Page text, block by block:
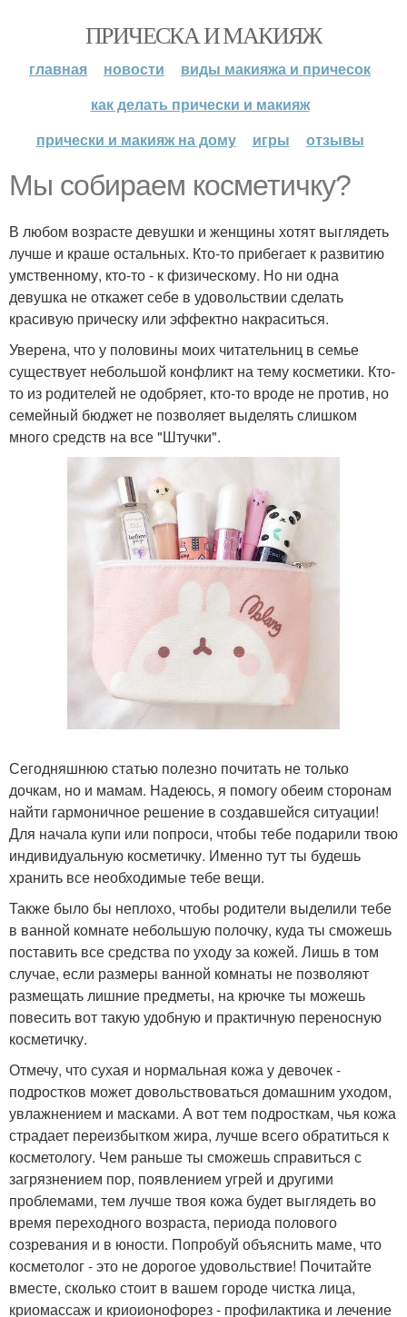
ПРИЧЕСКА И МАКИЯЖ
главная новости
виды макияжа и причесок
как делать прически и макияж
прически и макияж на дому
игры отзывы
Мы собираем косметичку?
В любом возрасте девушки и женщины хотят выглядеть
лучше и краше остальных. Кто-то прибегает к развитию
умственному, кто-то - к физическому. Но ни одна
девушка не откажет себе в удовольствии сделать
красивую прическу или эффектно накраситься.
Уверена, что у половины моих читательниц в семье
существует небольшой конфликт на тему косметики. Кто-
то из родителей не одобряет, кто-то вроде не против, но
семейный бюджет не позволяет выделять слишком
много средств на все "Штучки".
Сегодняшнюю статью полезно почитать не только
дочкам, но и мамам. Надеюсь, я помогу обеим сторонам
найти гармоничное решение в создавшейся ситуации!
Для начала купи или попроси, чтобы тебе подарили твою
индивидуальную косметичку. Именно тут ты будешь
хранить все необходимые тебе вещи.
Также было бы неплохо, чтобы родители выделили тебе
в ванной комнате небольшую полочку, куда ты сможешь
поставить все средства по уходу за кожей. Лишь в том
случае, если размеры ванной комнаты не позволяют
размещать лишние предметы, на крючке ты можешь
повесить вот такую удобную и практичную переносную
косметичку.
Отмечу, что сухая и нормальная кожа у девочек -
подростков может довольствоваться домашним уходом,
увлажнением и масками. А вот тем подросткам, чья кожа
страдает переизбытком жира, лучше всего обратиться к
косметологу. Чем раньше ты сможешь справиться с
загрязнением пор, появлением угрей и другими
проблемами, тем лучше твоя кожа будет выглядеть во
время переходного возраста, периода полового
созревания и в юности. Попробуй объяснить маме, что
косметолог - это не дорогое удовольствие! Почитайте
вместе, сколько стоит в вашем городе чистка лица,
криомассаж и криоионофорез - профилактика и лечение